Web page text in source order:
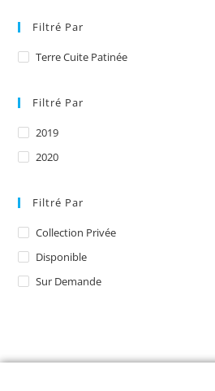
Filtré Par
Terre Cuite Patinée
Filtré Par
2019
2020
Filtré Par
Collection Privée
Disponible
Sur Demande